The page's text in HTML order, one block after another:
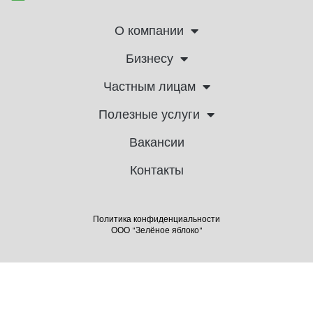
О компании
Бизнесу
Частным лицам
Полезные услуги
Вакансии
Контакты
Политика конфиденциальности
ООО "Зелёное яблоко"